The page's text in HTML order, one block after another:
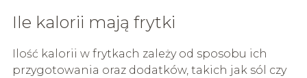
Ile kalorii mają frytki
Ilość kalorii w frytkach zależy od sposobu ich
przygotowania oraz dodatków, takich jak sól czy